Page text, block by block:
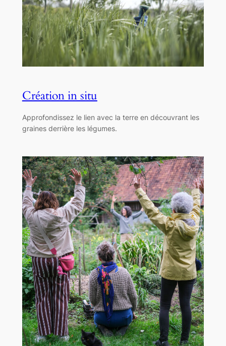
Création in situ
Approfondissez le lien avec la terre en découvrant les
graines derrière les légumes.